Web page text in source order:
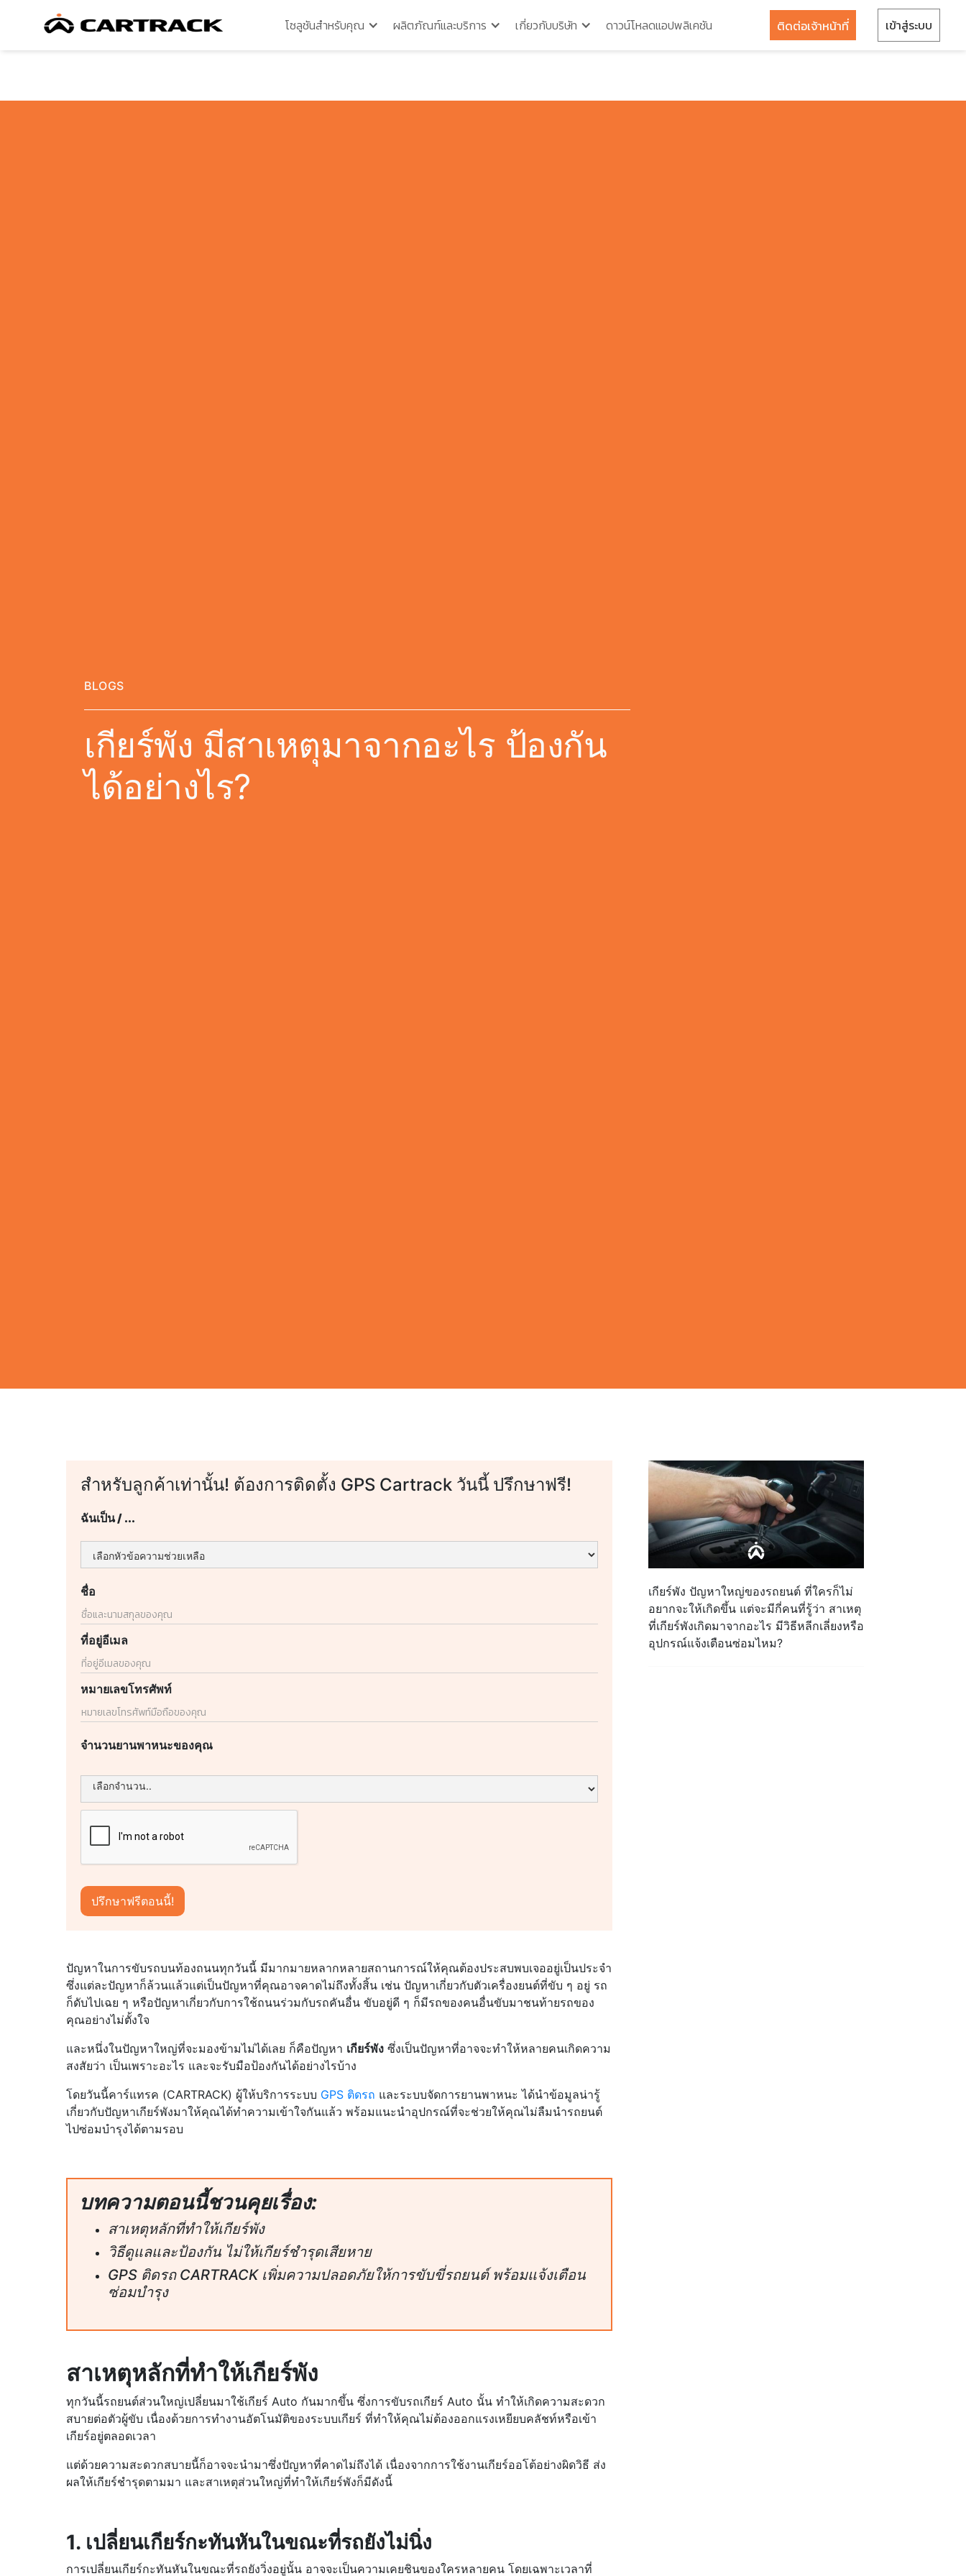
โซลูชันสำหรับคุณ ผลิตภัณฑ์และบริการ เกี่ยวกับบริษัท ดาวน์โหลดแอปพลิเคชัน ติดต่อเจ้าหน้าที่ เข้าสู่ระบบ
BLOGS
เกียร์พัง มีสาเหตุมาจากอะไร ป้องกัน
ได้อย่างไร?
สำหรับลูกค้าเท่านั้น! ต้องการติดตั้ง GPS Cartrack วันนี้ ปรึกษาฟรี!
ฉันเป็น / ...
ชื่อ
ที่อยู่อีเมล
หมายเลขโทรศัพท์
จำนวนยานพาหนะของคุณ
ปัญหาในการขับรถบนท้องถนนทุกวันนี้ มีมากมายหลากหลายสถานการณ์ให้คุณต้องประสบพบเจออยู่เป็นประจำ
ซึ่งแต่ละปัญหาก็ล้วนแล้วแต่เป็นปัญหาที่คุณอาจคาดไม่ถึงทั้งสิ้น เช่น ปัญหาเกี่ยวกับตัวเครื่องยนต์ที่ขับ ๆ อยู่ รถ
ก็ดับไปเฉย ๆ หรือปัญหาเกี่ยวกับการใช้ถนนร่วมกับรถคันอื่น ขับอยู่ดี ๆ ก็มีรถของคนอื่นขับมาชนท้ายรถของ
คุณอย่างไม่ตั้งใจ
และหนึ่งในปัญหาใหญ่ที่จะมองข้ามไม่ได้เลย ก็คือปัญหา เกียร์พัง ซึ่งเป็นปัญหาที่อาจจะทำให้หลายคนเกิดความ
สงสัยว่า เป็นเพราะอะไร และจะรับมือป้องกันได้อย่างไรบ้าง
โดยวันนี้คาร์แทรค (CARTRACK) ผู้ให้บริการระบบ GPS ติดรถ และระบบจัดการยานพาหนะ ได้นำข้อมูลน่ารู้
เกี่ยวกับปัญหาเกียร์พังมาให้คุณได้ทำความเข้าใจกันแล้ว พร้อมแนะนำอุปกรณ์ที่จะช่วยให้คุณไม่ลืมนำรถยนต์
ไปซ่อมบำรุงได้ตามรอบ
บทความตอนนี้ชวนคุยเรื่อง:
สาเหตุหลักที่ทำให้เกียร์พัง
วิธีดูแลและป้องกัน ไม่ให้เกียร์ชำรุดเสียหาย
GPS ติดรถ CARTRACK เพิ่มความปลอดภัยให้การขับขี่รถยนต์ พร้อมแจ้งเตือน
ซ่อมบำรุง
สาเหตุหลักที่ทำให้เกียร์พัง
ทุกวันนี้รถยนต์ส่วนใหญ่เปลี่ยนมาใช้เกียร์ Auto กันมากขึ้น ซึ่งการขับรถเกียร์ Auto นั้น ทำให้เกิดความสะดวก
สบายต่อตัวผู้ขับ เนื่องด้วยการทำงานอัตโนมัติของระบบเกียร์ ที่ทำให้คุณไม่ต้องออกแรงเหยียบคลัชท์หรือเข้า
เกียร์อยู่ตลอดเวลา
แต่ด้วยความสะดวกสบายนี้ก็อาจจะนำมาซึ่งปัญหาที่คาดไม่ถึงได้ เนื่องจากการใช้งานเกียร์ออโต้อย่างผิดวิธี ส่ง
ผลให้เกียร์ชำรุดตามมา และสาเหตุส่วนใหญ่ที่ทำให้เกียร์พังก็มีดังนี้
1. เปลี่ยนเกียร์กะทันหันในขณะที่รถยังไม่นิ่ง
การเปลี่ยนเกียร์กะทันหันในขณะที่รถยังวิ่งอยู่นั้น อาจจะเป็นความเคยชินของใครหลายคน โดยเฉพาะเวลาที่
เกียร์พัง ปัญหาใหญ่ของรถยนต์ ที่ใครก็ไม่
อยากจะให้เกิดขึ้น แต่จะมีกี่คนที่รู้ว่า สาเหตุ
ที่เกียร์พังเกิดมาจากอะไร มีวิธีหลีกเลี่ยงหรือ
อุปกรณ์แจ้งเตือนซ่อมไหม?